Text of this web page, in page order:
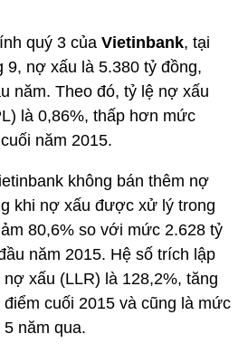
quý 3 của Vietinbank, tại
9, nợ xấu là 5.380 tỷ đồng,
năm. Theo đó, tỷ lệ nợ xấu
là 0,86%, thấp hơn mức
năm 2015.
không bán thêm nợ
khi nợ xấu được xử lý trong
80,6% so với mức 2.628 tỷ
năm 2015. Hệ số trích lập
xấu (LLR) là 128,2%, tăng
cuối 2015 và cũng là mức
năm qua.